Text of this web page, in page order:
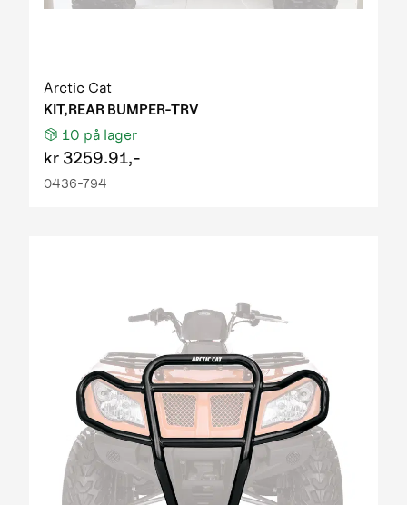
Arctic Cat
KIT,REAR BUMPER-TRV
10 på lager
kr 3259.91,-
0436-794